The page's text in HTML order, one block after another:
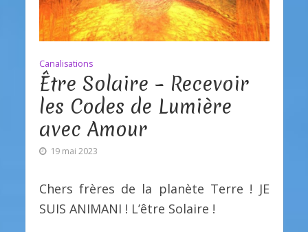
Canalisations
Être Solaire – Recevoir
les Codes de Lumière
avec Amour
19 mai 2023
Chers frères de la planète Terre ! JE
SUIS ANIMANI ! L’être Solaire !